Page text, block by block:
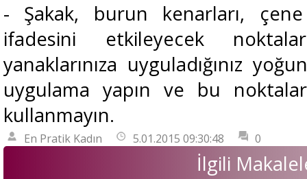
- Şakak, burun kenarları,
ifadesini etkileyecek
yanaklarınıza uyguladığınız
uygulama yapın ve bu
kullanmayın.
En Pratik Kadın 5.01.2015 09:30:48 0
İlgili